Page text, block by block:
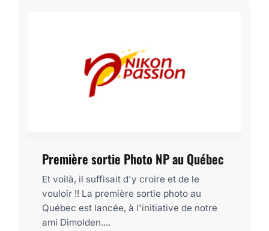
Première sortie Photo NP au Québec
Et voilà, il suffisait d'y croire et de le
vouloir !! La première sortie photo au
Québec est lancée, à l'initiative de notre
ami Dimolden....